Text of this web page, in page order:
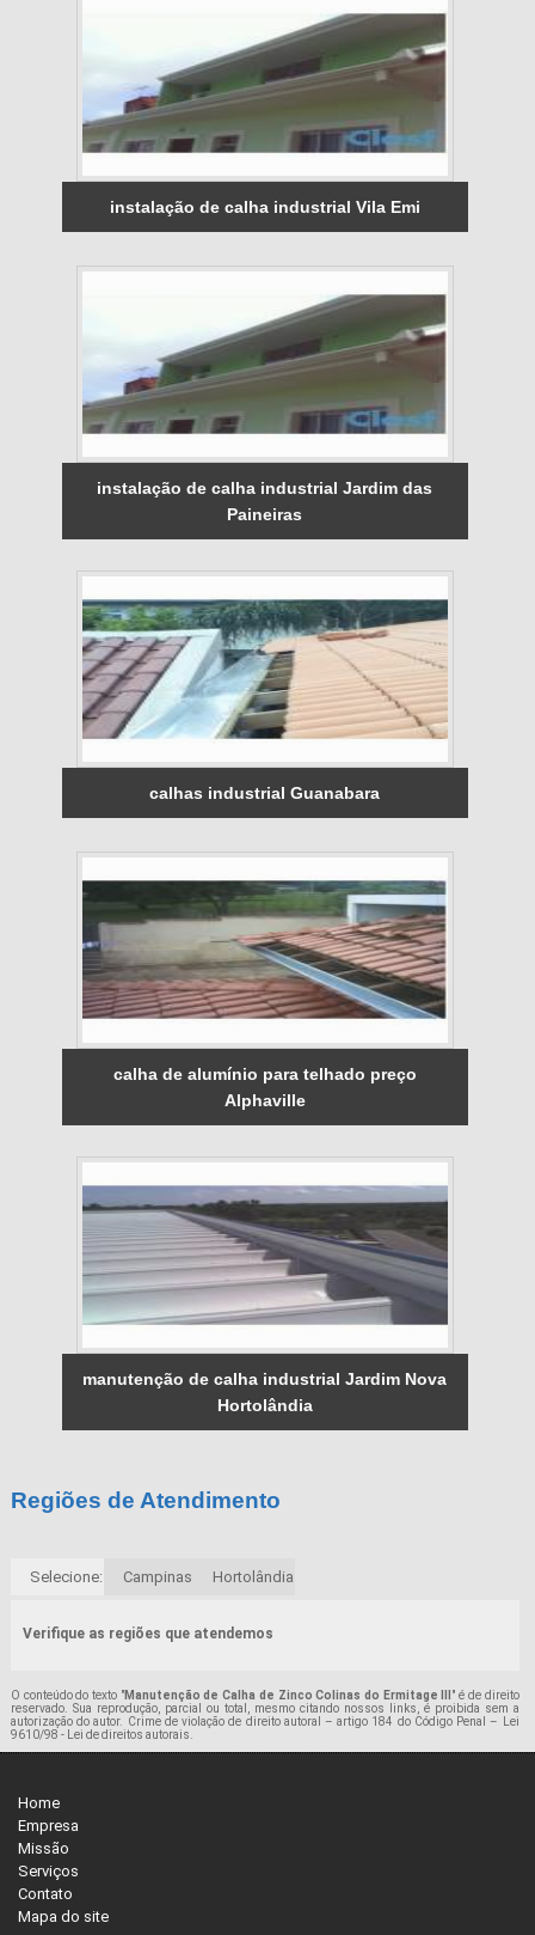
instalação de calha industrial Vila Emi
instalação de calha industrial Jardim das
Paineiras
calhas industrial Guanabara
calha de alumínio para telhado preço
Alphaville
manutenção de calha industrial Jardim Nova
Hortolândia
Regiões de Atendimento
Selecione: Campinas Hortolândia
Verifique as regiões que atendemos
O conteúdo do texto "Manutenção de Calha de Zinco Colinas do Ermitage III " é de direito
reservado. Sua reprodução, parcial ou total, mesmo citando nossos links, é proibida sem a
autorização do autor. Crime de violação de direito autoral – artigo 184 do Código Penal –
Lei
9610/98 - Lei de direitos autorais.
Home
Empresa
Missão
Serviços
Contato
Mapa do site